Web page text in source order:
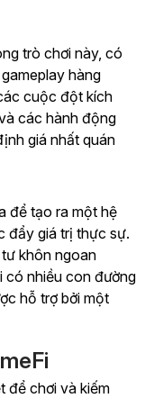
trò chơi này, có
hàng
cuộc đột kích
các hành động
giá nhất quán
để tạo ra một hệ
đẩy giá trị thực sự.
khôn ngoan
có nhiều con đường
hỗ trợ bởi một
để chơi và kiếm